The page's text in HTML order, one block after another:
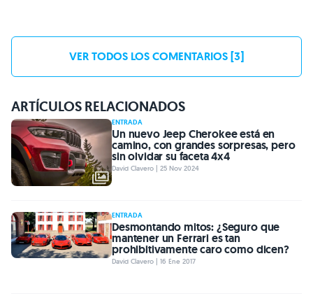
VER TODOS LOS COMENTARIOS [3]
ARTÍCULOS RELACIONADOS
ENTRADA
Un nuevo Jeep Cherokee está en
camino, con grandes sorpresas, pero
sin olvidar su faceta 4x4
David Clavero | 25 Nov 2024
ENTRADA
Desmontando mitos: ¿Seguro que
mantener un Ferrari es tan
prohibitivamente caro como dicen?
David Clavero | 16 Ene 2017